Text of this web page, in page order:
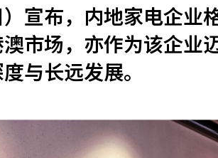
新资本投资者入境计划
宣布，内地家电企业
市场，亦作为该企业
与长远发展。